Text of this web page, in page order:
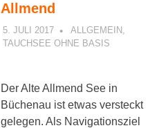
Allmend
5. JULI 2017 PETER
ALLGEMEIN,
TAUCHSEE OHNE BASIS
Der Alte Allmend See in
Büchenau ist etwas versteckt
gelegen. Als Navigationsziel